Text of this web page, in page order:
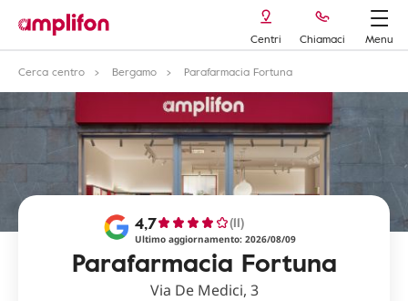
Centri Chiamaci
Menu
Cerca centro
Bergamo Parafarmacia Fortuna
Parafarmacia Fortuna
4,7 (11)
Ultimo aggiornamento: 2026/08/09
Via De Medici, 3